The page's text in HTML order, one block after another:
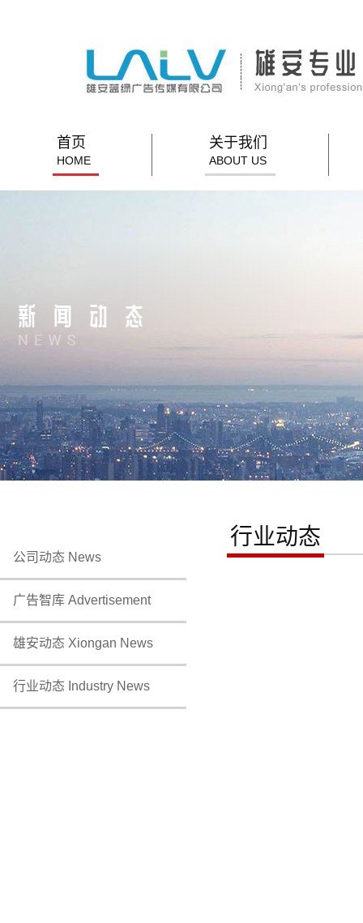
首页
HOME
关于我们
ABOUT US
公司动态 News
广告智库 Advertisement
雄安动态 Xiongan News
行业动态 Industry News
行业动态